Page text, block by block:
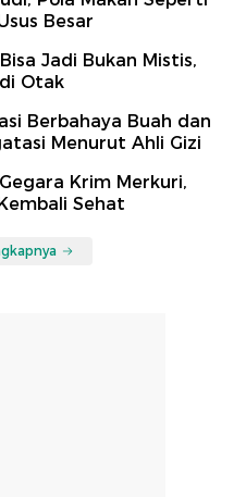
Besar
Jadi Bukan Mistis,
Otak
Berbahaya Buah dan
Menurut Ahli Gizi
Krim Merkuri,
Sehat